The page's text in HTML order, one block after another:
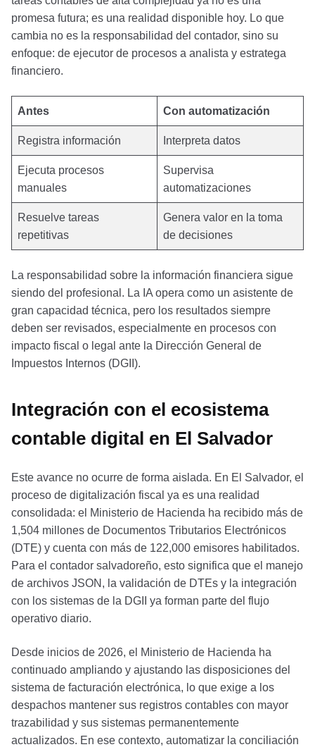
promesa futura; es una realidad disponible hoy. Lo que
cambia no es la responsabilidad del contador, sino su
enfoque: de ejecutor de procesos a analista y estratega
financiero.
Antes Con automatización
Registra información Interpreta datos
Ejecuta procesos
manuales
Supervisa
automatizaciones
Resuelve tareas
repetitivas
Genera valor en la toma
de decisiones
La responsabilidad sobre la información financiera sigue
siendo del profesional. La IA opera como un asistente de
gran capacidad técnica, pero los resultados siempre
deben ser revisados, especialmente en procesos con
impacto fiscal o legal ante la Dirección General de
Impuestos Internos (DGII).
Integración con el ecosistema
contable digital en El Salvador
Este avance no ocurre de forma aislada. En El Salvador, el
proceso de digitalización fiscal ya es una realidad
consolidada: el Ministerio de Hacienda ha recibido más de
1,504 millones de Documentos Tributarios Electrónicos
(DTE) y cuenta con más de 122,000 emisores habilitados.
Para el contador salvadoreño, esto significa que el manejo
de archivos JSON, la validación de DTEs y la integración
con los sistemas de la DGII ya forman parte del flujo
operativo diario.
Desde inicios de 2026, el Ministerio de Hacienda ha
continuado ampliando y ajustando las disposiciones del
sistema de facturación electrónica, lo que exige a los
despachos mantener sus registros contables con mayor
trazabilidad y sus sistemas permanentemente
actualizados. En ese contexto, automatizar la conciliación